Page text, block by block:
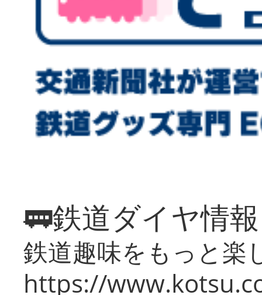
🚃鉄道ダイヤ情
鉄道趣味をもっと楽
https://